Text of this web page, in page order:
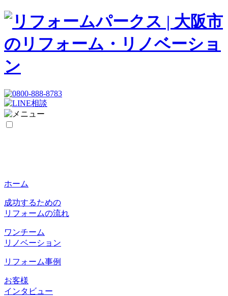
ホーム
成功するための
リフォームの流れ
ワンチーム
リノベーション
リフォーム事例
お客様
インタビュー